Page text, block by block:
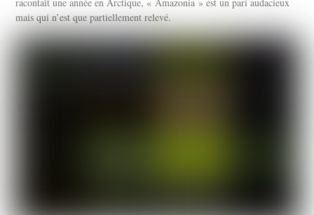
mais qui n’est que partiellement relevé.